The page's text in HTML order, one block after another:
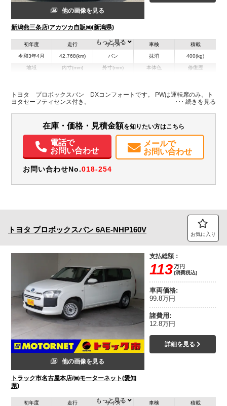
他の画像を見る
新潟燕三条店/アカツカ自販㈱(新潟県)
初年度
令和3年4月
走行
42,768(km)
サイズ
バン
車検
抹消
積載
400(kg)
地域 内寸(mm) 外寸(mm) 本体色 修復歴
パワステ パワーウィンドウ ABS エアバッグ 集中ドアロック
もっと見る
トヨタ プロボックスバン DXコンフォートです。 PWは運転席のみ。ト
ヨタセーフティセンス付き。
在庫・価格・見積金額を知りたい方はこちら
電話で
お問い合わせ
メールで
お問い合わせ
お問い合わせNo.018-254
トヨタ プロボックスバン 6AE-NHP160V お気に入り
他の画像を見る
トラック市名古屋本店/㈱モーターネット(愛知
県)
支払総額：
113万円
(消費税込)
車両価格:
99.8万円
諸費用:
12.8万円
詳細を見る
初年度 走行 サイズ 車検 積載
もっと見る